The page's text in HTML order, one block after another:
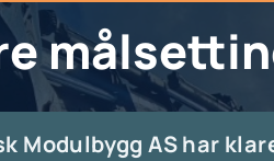
Modulbygg AS har